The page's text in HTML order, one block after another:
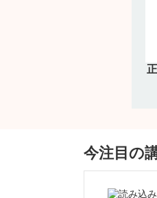
今注目の